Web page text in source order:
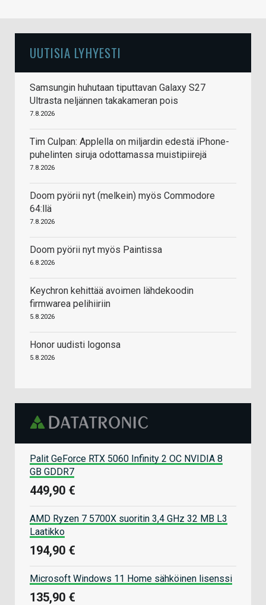
UUTISIA LYHYESTI
Samsungin huhutaan tiputtavan Galaxy S27
Ultrasta neljännen takakameran pois
7.8.2026
Tim Culpan: Applella on miljardin edestä iPhone-
puhelinten siruja odottamassa muistipiirejä
7.8.2026
Doom pyörii nyt (melkein) myös Commodore
64:llä
7.8.2026
Doom pyörii nyt myös Paintissa
6.8.2026
Keychron kehittää avoimen lähdekoodin
firmwarea pelihiiriin
5.8.2026
Honor uudisti logonsa
5.8.2026
Palit GeForce RTX 5060 Infinity 2 OC NVIDIA 8
GB GDDR7
449,90 €
AMD Ryzen 7 5700X suoritin 3,4 GHz 32 MB L3
Laatikko
194,90 €
Microsoft Windows 11 Home sähköinen lisenssi
135,90 €